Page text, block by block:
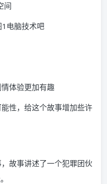
间
体验更加有趣
性，给这个故事增加些许
故事讲述了一个犯罪团伙